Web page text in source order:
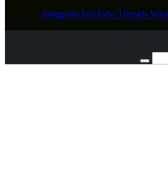
InstagramYouTube Threads